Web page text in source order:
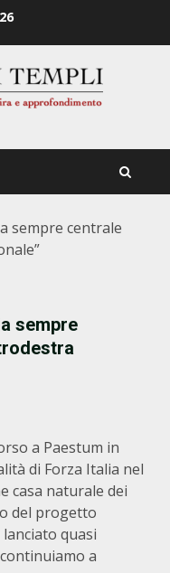
sempre centrale
sempre
a Paestum in
di Forza Italia nel
casa naturale dei
del progetto
quasi
a